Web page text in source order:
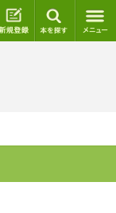
ログイン 新規登録